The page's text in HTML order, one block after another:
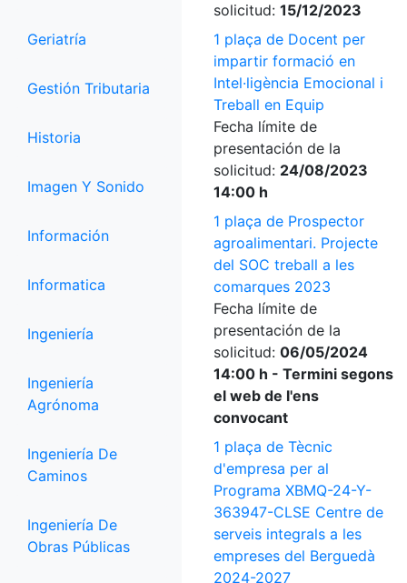
Geriatría
Gestión Tributaria
Historia
Imagen Y Sonido
Información
Informatica
Ingeniería
Ingeniería
Agrónoma
Ingeniería De
Caminos
Ingeniería De
Obras Públicas
solicitud: 15/12/2023
1 plaça de Docent per
impartir formació en
Intel·ligència Emocional i
Treball en Equip
Fecha límite de
presentación de la
solicitud: 24/08/2023
14:00 h
1 plaça de Prospector
agroalimentari. Projecte
del SOC treball a les
comarques 2023
Fecha límite de
presentación de la
solicitud: 06/05/2024
14:00 h - Termini segons
el web de l'ens
convocant
1 plaça de Tècnic
d'empresa per al
Programa XBMQ-24-Y-
363947-CLSE Centre de
serveis integrals a les
empreses del Berguedà
2024-2027